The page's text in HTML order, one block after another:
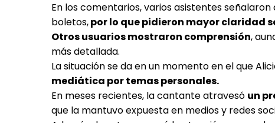
En los comentarios, varios asistentes
boletos,por lo que pidieron mayor claridad
Otros usuarios mostraron comprensión,
más detallada.
La situación se da en un momento en el que
mediática por temas personales.
En meses recientes, la cantante atravesó un
que la mantuvo expuesta en medios y redes